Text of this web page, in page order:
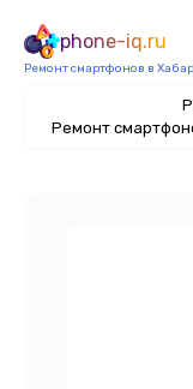
phone-iq.ru
Ремонт смартфонов в
Ремонт